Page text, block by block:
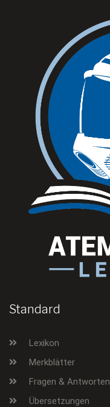
Standard
Lexikon
Merkblätter
Fragen & Antworten
Übersetzungen